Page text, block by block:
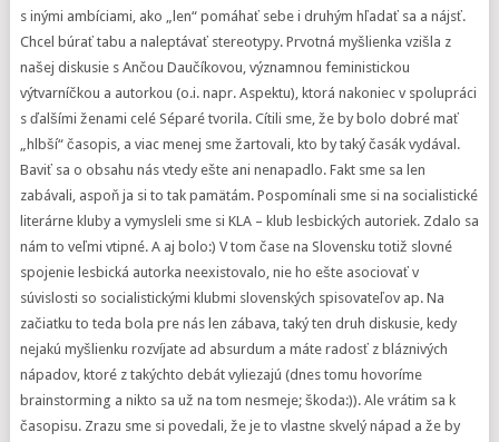
s inými ambíciami, ako „len“ pomáhať sebe i druhým hľadať sa a nájsť.
Chcel búrať tabu a naleptávať stereotypy. Prvotná myšlienka vzišla z
našej diskusie s Ančou Daučíkovou, významnou feministickou
výtvarníčkou a autorkou (o.i. napr. Aspektu), ktorá nakoniec v spolupráci
s ďalšími ženami celé Séparé tvorila. Cítili sme, že by bolo dobré mať
„hlbší“ časopis, a viac menej sme žartovali, kto by taký časák vydával.
Baviť sa o obsahu nás vtedy ešte ani nenapadlo. Fakt sme sa len
zabávali, aspoň ja si to tak pamätám. Pospomínali sme si na socialistické
literárne kluby a vymysleli sme si KLA – klub lesbických autoriek. Zdalo sa
nám to veľmi vtipné. A aj bolo:) V tom čase na Slovensku totiž slovné
spojenie lesbická autorka neexistovalo, nie ho ešte asociovať v
súvislosti so socialistickými klubmi slovenských spisovateľov ap. Na
začiatku to teda bola pre nás len zábava, taký ten druh diskusie, kedy
nejakú myšlienku rozvíjate ad absurdum a máte radosť z bláznivých
nápadov, ktoré z takýchto debát vyliezajú (dnes tomu hovoríme
brainstorming a nikto sa už na tom nesmeje; škoda:)). Ale vrátim sa k
časopisu. Zrazu sme si povedali, že je to vlastne skvelý nápad a že by